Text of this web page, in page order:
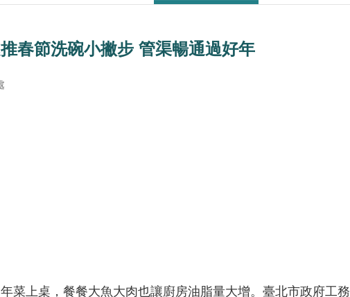
春節洗碗小撇步 管渠暢通過好年
菜上桌，餐餐大魚大肉也讓廚房油脂量大增。臺北市政府工